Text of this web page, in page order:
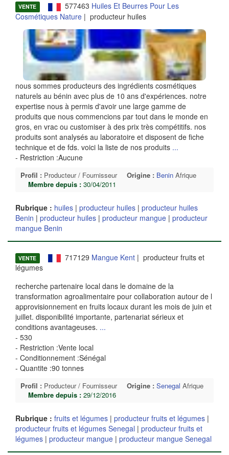
VENTE 577463 Huiles Et Beurres Pour Les
Cosmétiques Nature | producteur huiles
nous sommes producteurs des ingrédients cosmétiques
naturels au bénin avec plus de 10 ans d'expériences. notre
expertise nous à permis d'avoir une large gamme de
produits que nous commencions par tout dans le monde en
gros, en vrac ou customiser à des prix très compétitifs. nos
produits sont analysés au laboratoire et disposent de fiche
technique et de fds. voici la liste de nos produits ...
- Restriction :Aucune
Profil : Producteur / Fournisseur Origine : Benin Afrique
Membre depuis : 30/04/2011
Rubrique : huiles | producteur huiles | producteur huiles
Benin | producteur huiles | producteur mangue | producteur
mangue Benin
VENTE 717129 Mangue Kent| producteur fruits et
légumes
recherche partenaire local dans le domaine de la
transformation agroalimentaire pour collaboration autour de l
approvisionnement en fruits locaux durant les mois de juin et
juillet. disponibilité importante, partenariat sérieux et
conditions avantageuses. ...
- 530
- Restriction :Vente local
- Conditionnement :Sénégal
- Quantite :90 tonnes
Profil : Producteur / Fournisseur Origine : Senegal Afrique
Membre depuis : 29/12/2016
Rubrique : fruits et légumes | producteur fruits et légumes |
producteur fruits et légumes Senegal | producteur fruits et
légumes | producteur mangue | producteur mangue Senegal